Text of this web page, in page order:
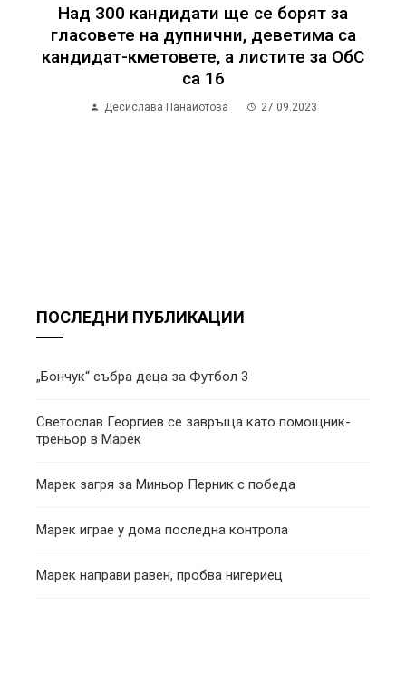
Над 300 кандидати ще се борят за
гласовете на дупнични, деветима са
кандидат-кметовете, а листите за ОбС
са 16
Десислава Панайотова 27.09.2023
ПОСЛЕДНИ ПУБЛИКАЦИИ
„Бончук“ събра деца за Футбол 3
Светослав Георгиев се завръща като помощник-
треньор в Марек
Марек загря за Миньор Перник с победа
Марек играе у дома последна контрола
Марек направи равен, пробва нигериец